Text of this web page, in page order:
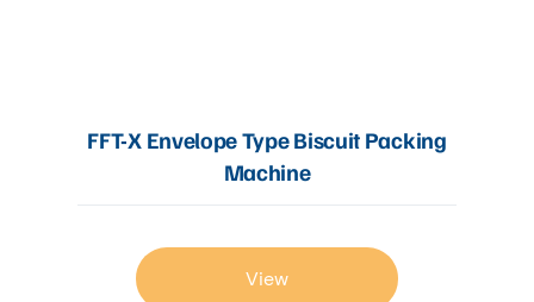
FFT-X Envelope Type Biscuit Packing
Machine
View